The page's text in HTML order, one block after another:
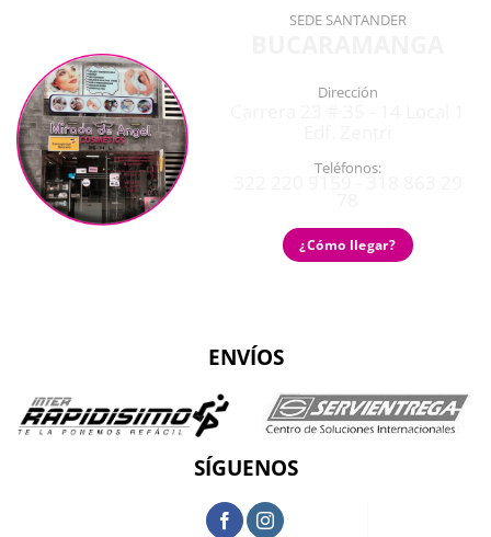
SEDE SANTANDER
Dirección
Teléfonos:
¿Cómo llegar?
ENVÍOS
SÍGUENOS